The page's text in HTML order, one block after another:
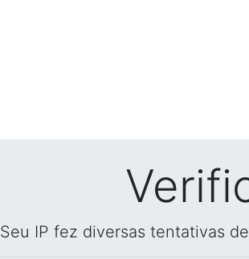
Seu IP fez diversas tentativas